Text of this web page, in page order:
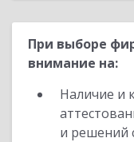
При выборе
внимание на:
Наличие и
и решений